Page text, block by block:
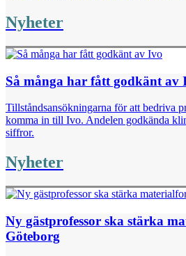
Nyheter
Så många har fått godkänt av
Tillståndsansökningarna för att bedriva
komma in till Ivo. Andelen godkända
siffror.
Nyheter
Ny gästprofessor ska stärka
Göteborg